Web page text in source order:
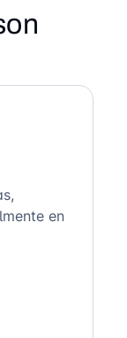
en